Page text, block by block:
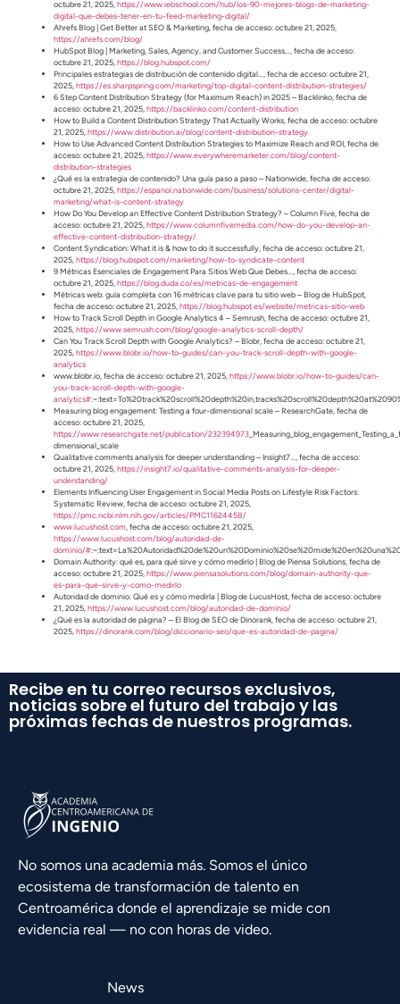
octubre 21, 2025, https://www.iebschool.com/hub/los-90-mejores-blogs-de-marketing-
digital-que-debes-tener-en-tu-feed-marketing-digital/
Ahrefs Blog | Get Better at SEO & Marketing, fecha de acceso: octubre 21, 2025,
https://ahrefs.com/blog/
HubSpot Blog | Marketing, Sales, Agency, and Customer Success…, fecha de acceso:
octubre 21, 2025, https://blog.hubspot.com/
Principales estrategias de distribución de contenido digital…, fecha de acceso: octubre 21,
2025, https://es.sharpspring.com/marketing/top-digital-content-distribution-strategies/
6 Step Content Distribution Strategy (for Maximum Reach) in 2025 – Backlinko, fecha de
acceso: octubre 21, 2025, https://backlinko.com/content-distribution
How to Build a Content Distribution Strategy That Actually Works, fecha de acceso: octubre
21, 2025, https://www.distribution.ai/blog/content-distribution-strategy
How to Use Advanced Content Distribution Strategies to Maximize Reach and ROI, fecha de
acceso: octubre 21, 2025, https://www.everywheremarketer.com/blog/content-
distribution-strategies
¿Qué es la estrategia de contenido? Una guía paso a paso – Nationwide, fecha de acceso:
octubre 21, 2025, https://espanol.nationwide.com/business/solutions-center/digital-
marketing/what-is-content-strategy
How Do You Develop an Effective Content Distribution Strategy? – Column Five, fecha de
acceso: octubre 21, 2025, https://www.columnfivemedia.com/how-do-you-develop-an-
effective-content-distribution-strategy/
Content Syndication: What it is & how to do it successfully, fecha de acceso: octubre 21,
2025, https://blog.hubspot.com/marketing/how-to-syndicate-content
9 Métricas Esenciales de Engagement Para Sitios Web Que Debes…, fecha de acceso:
octubre 21, 2025, https://blog.duda.co/es/metricas-de-engagement
Métricas web: guía completa con 16 métricas clave para tu sitio web – Blog de HubSpot,
fecha de acceso: octubre 21, 2025, https://blog.hubspot.es/website/metricas-sitio-web
How to Track Scroll Depth in Google Analytics 4 – Semrush, fecha de acceso: octubre 21,
2025, https://www.semrush.com/blog/google-analytics-scroll-depth/
Can You Track Scroll Depth with Google Analytics? – Blobr, fecha de acceso: octubre 21,
2025, https://www.blobr.io/how-to-guides/can-you-track-scroll-depth-with-google-
analytics
www.blobr.io, fecha de acceso: octubre 21, 2025, https://www.blobr.io/how-to-guides/can-
you-track-scroll-depth-with-google-
analytics#
Measuring blog engagement: Testing a four-dimensional scale – ResearchGate, fecha de
acceso: octubre 21, 2025,
https://www.researchgate.net/publication/232394973
dimensional_scale
Qualitative comments analysis for deeper understanding – Insight7…, fecha de acceso:
octubre 21, 2025, https://insight7.io/qualitative-comments-analysis-for-deeper-
understanding/
Elements Influencing User Engagement in Social Media Posts on Lifestyle Risk Factors:
Systematic Review, fecha de acceso: octubre 21, 2025,
https://pmc.ncbi.nlm.nih.gov/articles/PMC11624458/
www.lucushost.com , fecha de acceso: octubre 21, 2025,
https://www.lucushost.com/blog/autoridad-de-
dominio/#
Domain Authority: qué es, para qué sirve y cómo medirlo | Blog de Piensa Solutions, fecha de
acceso: octubre 21, 2025, https://www.piensasolutions.com/blog/domain-authority-que-
es-para-que-sirve-y-como-medirlo
Autoridad de dominio: Qué es y cómo medirla | Blog de LucusHost, fecha de acceso: octubre
21, 2025, https://www.lucushost.com/blog/autoridad-de-dominio/
¿Qué es la autoridad de página? – El Blog de SEO de Dinorank, fecha de acceso: octubre 21,
2025, https://dinorank.com/blog/diccionario-seo/que-es-autoridad-de-pagina/
Recibe en tu correo recursos exclusivos,
noticias sobre el futuro del trabajo y las
próximas fechas de nuestros programas.
No somos una academia más. Somos el único
ecosistema de transformación de talento en
Centroamérica donde el aprendizaje se mide con
evidencia real — no con horas de video.
News